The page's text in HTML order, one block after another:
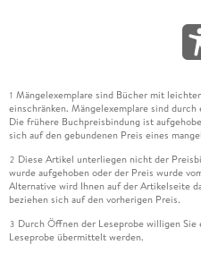
1 Mängelexemplare sind Bücher mit
einschränken. Mängelexemplare sind
Die frühere Buchpreisbindung ist
sich auf den gebundenen Preis eines
2 Diese Artikel unterliegen nicht der
wurde aufgehoben oder der Preis wurde
Alternative wird Ihnen auf der Artikelseite
beziehen sich auf den vorherigen Preis.
3 Durch Öffnen der Leseprobe willigen Sie
Leseprobe übermittelt werden.